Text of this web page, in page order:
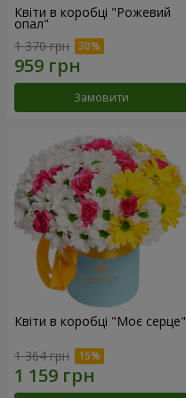
Квіти в коробці "Рожевий
опал"
1 370 грн
Замовити
Квіти в коробці "Моє серце"
1 364 грн